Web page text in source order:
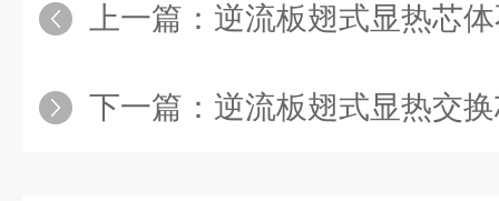
上一篇： 逆流板翅式显热芯
下一篇： 逆流板翅式显热交